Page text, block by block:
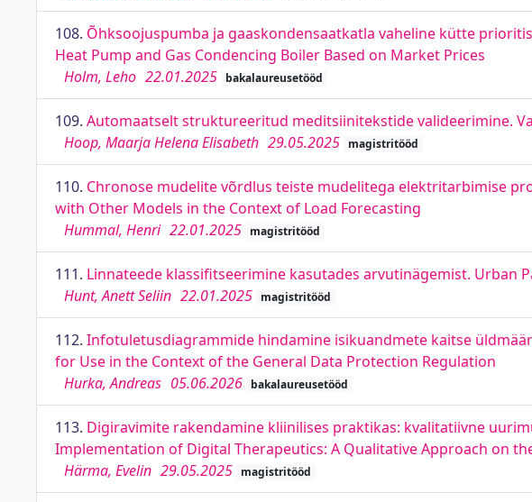
108. Õhksoojuspumba ja gaaskondensaatkatla vaheline kütte
Heat Pump and Gas Condencing Boiler Based on Market Prices
Holm, Leho 22.01.2025 bakalaureusetööd
109. Automaatselt struktureeritud meditsiinitekstide valideerimine.
Hoop, Maarja Helena Elisabeth 29.05.2025 magistritööd
110. Chronose mudelite võrdlus teiste mudelitega elektritarbimise
with Other Models in the Context of Load Forecasting
Hummal, Henri 22.01.2025 magistritööd
111. Linnateede klassifitseerimine kasutades arvutinägemist. Urban
Hunt, Anett Seliin 22.01.2025 magistritööd
112. Infotuletusdiagrammide hindamine isikuandmete kaitse
for Use in the Context of the General Data Protection Regulation
Hurka, Andreas 05.06.2026 bakalaureusetööd
113. Digiravimite rakendamine kliinilises praktikas: kvalitatiivne
Implementation of Digital Therapeutics: A Qualitative Approach on
Härma, Evelin 29.05.2025 magistritööd